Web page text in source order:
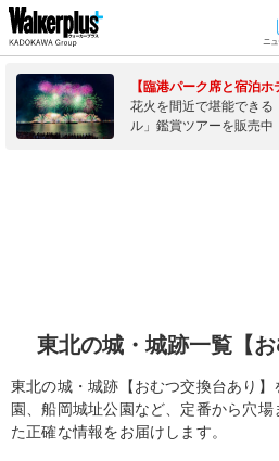
ニュ
【臨港パーク席と宿泊ホ
花火を間近で堪能でき
ル」鑑賞ツアーを販売中
東北の城・城跡一覧【お
東北の城・城跡【おむつ交換台あり
園、船岡城址公園など、定番から穴
た正確な情報をお届けします。